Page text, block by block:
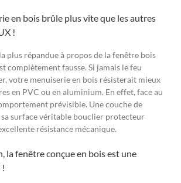
en bois brûle plus vite que les autres
!
la plus répandue à propos de la fenêtre bois
complètement fausse. Si jamais le feu
votre menuiserie en bois résisterait mieux
en PVC ou en aluminium. En effet, face au
prévisible. Une couche de
sa surface véritable bouclier protecteur
résistance mécanique.
la fenêtre conçue en bois est une
!